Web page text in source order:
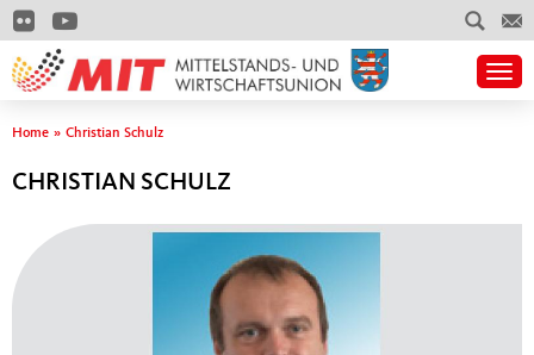
Sie sind hier
Home » Christian Schulz
CHRISTIAN SCHULZ